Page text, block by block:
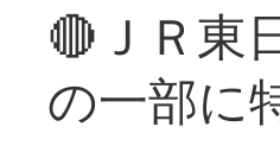
🔴ＪＲ東
の一部に